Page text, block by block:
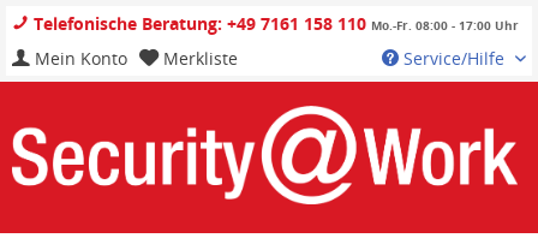
Telefonische Beratung: +49 7161 158 110 Mo.-Fr. 08:00 - 17:00 Uhr
Service/Hilfe
Mein Konto Merkliste